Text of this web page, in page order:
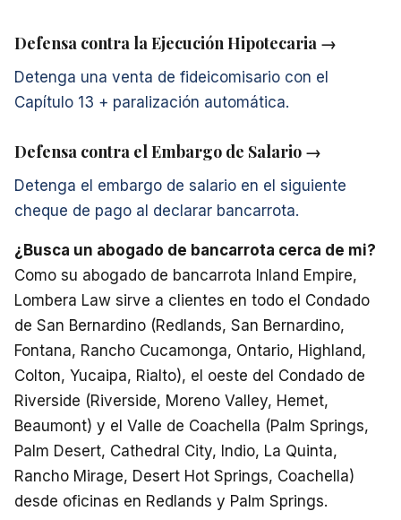
Defensa contra la Ejecución Hipotecaria →
Detenga una venta de fideicomisario con el
Capítulo 13 + paralización automática.
Defensa contra el Embargo de Salario →
Detenga el embargo de salario en el siguiente
cheque de pago al declarar bancarrota.
¿Busca un abogado de bancarrota cerca de mi?
Como su abogado de bancarrota Inland Empire,
Lombera Law sirve a clientes en todo el Condado
de San Bernardino (Redlands, San Bernardino,
Fontana, Rancho Cucamonga, Ontario, Highland,
Colton, Yucaipa, Rialto), el oeste del Condado de
Riverside (Riverside, Moreno Valley, Hemet,
Beaumont) y el Valle de Coachella (Palm Springs,
Palm Desert, Cathedral City, Indio, La Quinta,
Rancho Mirage, Desert Hot Springs, Coachella)
desde oficinas en Redlands y Palm Springs.